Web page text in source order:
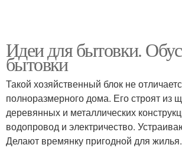
Идеи для бытовки.
бытовки
Такой хозяйственный блок не
полноразмерного дома. Его строят из
деревянных и металлических
водопровод и электричество.
Делают времянку пригодной для жилья.